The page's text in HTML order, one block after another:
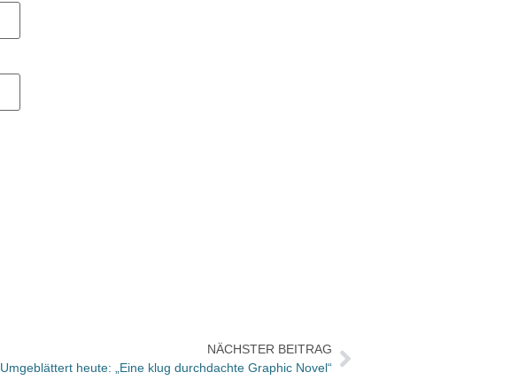
NÄCHSTER BEITRAG
Umgeblättert heute: „Eine klug durchdachte Graphic Novel“